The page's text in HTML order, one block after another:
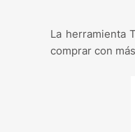
La herramienta
comprar con